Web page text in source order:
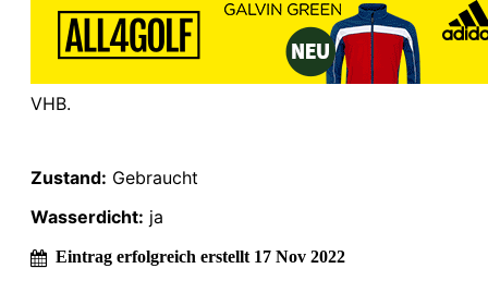
VHB.
Zustand: Gebraucht
Wasserdicht: ja
Eintrag erfolgreich erstellt 17 Nov 2022